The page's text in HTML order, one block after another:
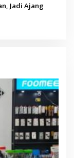
Jadi Ajang